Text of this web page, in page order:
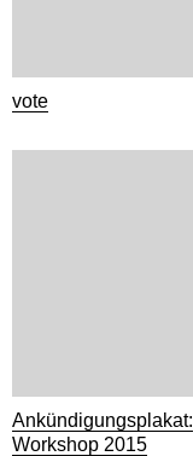
vote
Ankündigungsplakat:
Workshop 2015